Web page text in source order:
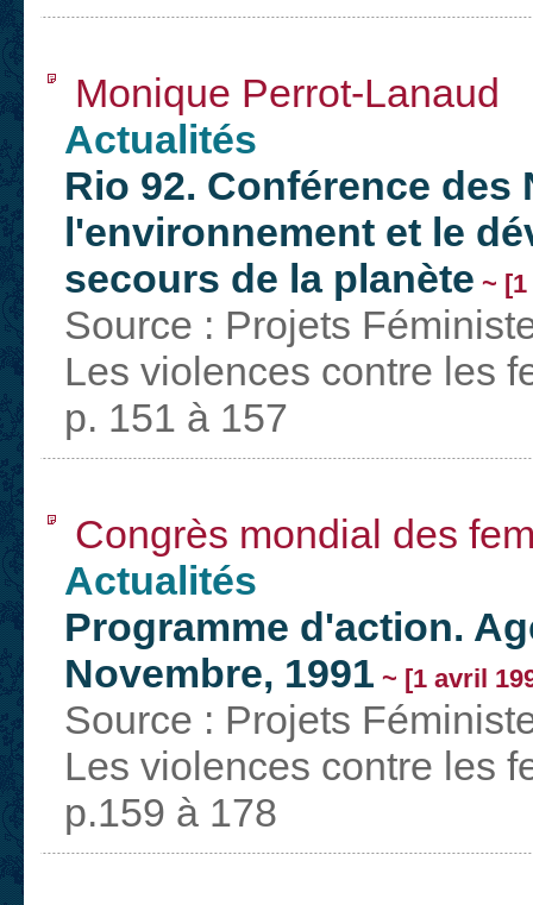
Monique Perrot-Lanaud
Actualités
Rio 92. Conférence des
l'environnement et le
secours de la planète ~
Source : Projets
Les violences contre les
p. 151 à 157
Congrès mondial des
Actualités
Programme d'action.
Novembre, 1991 ~ [1 avril
Source : Projets
Les violences contre les
p.159 à 178